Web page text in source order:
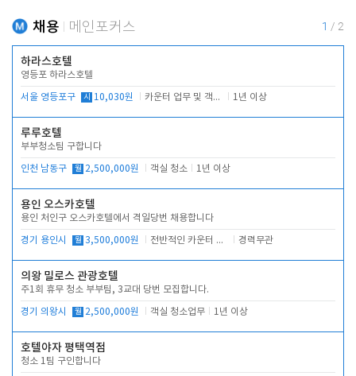
채용 메인포커스 1 / 2
하라스호텔
영등포 하라스호텔
서울 영등포구 시 10,030원 카운터 업무 및 객실관리(청소상태 확인, 객실판매) 1년 이상
루루호텔
부부청소팀 구합니다
인천 남동구 월 2,500,000원 객실 청소 1년 이상
용인 오스카호텔
용인 처인구 오스카호텔에서 격일당번 채용합니다
경기 용인시 월 3,500,000원 전반적인 카운터 업무 경력무관
의왕 밀로스 관광호텔
주1회 휴무 청소 부부팀, 3교대 당번 모집합니다.
경기 의왕시 월 2,500,000원 객실 청소업무 1년 이상
호텔야자 평택역점
청소 1팀 구인합니다